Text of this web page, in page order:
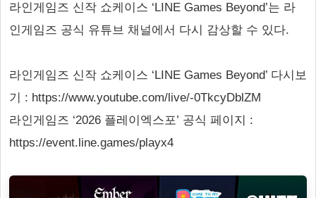
라인게임즈 신작 쇼케이스 ‘LINE Games Beyond’는 라
인게임즈 공식 유튜브 채널에서 다시 감상할 수 있다.
라인게임즈 신작 쇼케이스 ‘LINE Games Beyond’ 다시보
기 : https://www.youtube.com/live/-0TkcyDblZM
라인게임즈 ‘2026 플레이엑스포’ 공식 페이지 :
https://event.line.games/playx4